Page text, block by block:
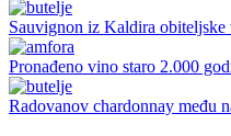
Sauvignon iz Kaldira obiteljske
Pronađeno vino staro 2.000
Radovanov chardonnay među